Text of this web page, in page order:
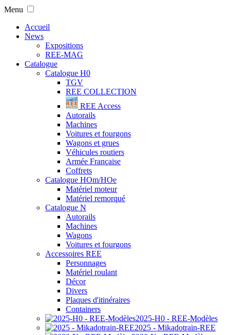
Menu
Accueil
News
Expositions
REE-MAG
Catalogue
Catalogue H0
TGV
REE COLLECTION
REE Access
Autorails
Machines
Voitures et fourgons
Wagons et grues
Véhicules routiers
Armée Française
Coffrets
Catalogue HOm/HOe
Matériel moteur
Matériel remorqué
Catalogue N
Autorails
Machines
Wagons
Voitures et fourgons
Accessoires REE
Personnages
Matériel roulant
Décor
Divers
Plaques d'itinéraires
Containers
2025-H0 - REE-Modèles
2025 - Mikadotrain-REE